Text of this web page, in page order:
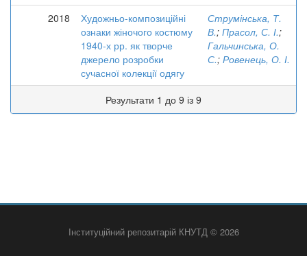
2018
Художньо-композиційні
ознаки жіночого костюму
1940-х рр. як творче
джерело розробки
сучасної колекції одягу
Струмінська, Т.
В.; Прасол, С. І.;
Гальчинська, О.
С.; Ровенець, О. І.
Результати 1 до 9 із 9
Інституційний репозитарій КНУТД © 2026